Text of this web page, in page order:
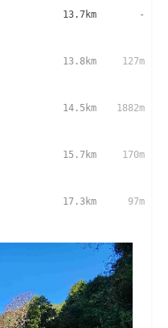
13.7km -
13.8km 127m
14.5km 1882m
15.7km 170m
17.3km 97m